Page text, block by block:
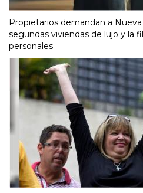
Propietarios demandan a
segundas viviendas de lujo y la
personales